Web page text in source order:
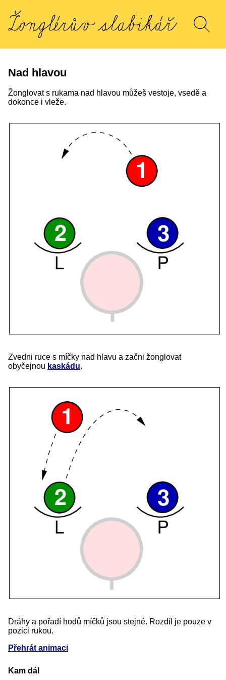
Nad hlavou
Žonglovat s rukama nad hlavou můžeš vestoje, vsedě a
dokonce i vleže.
Zvedni ruce s míčky nad hlavu a začni žonglovat
obyčejnou kaskádu.
Dráhy a pořadí hodů míčků jsou stejné. Rozdíl je pouze v
pozici rukou.
Přehrát animaci
Kam dál